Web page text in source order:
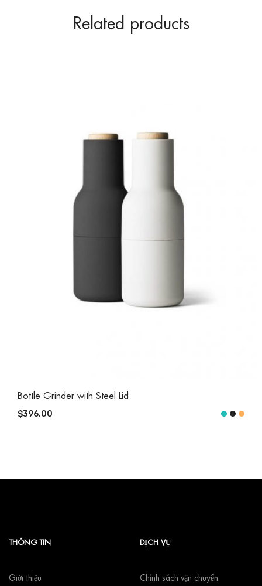
Related products
Bottle Grinder with Steel Lid
$396.00
THÔNG TIN
Giới thiệu
DỊCH VỤ
Chính sách vận chuyển